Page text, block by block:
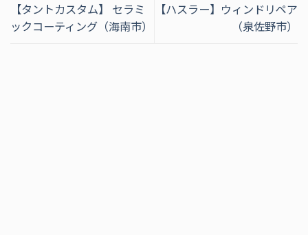
【タントカスタム】 セラミ
ックコーティング（海南市）
【ハスラー】ウィンドリペア
（泉佐野市）